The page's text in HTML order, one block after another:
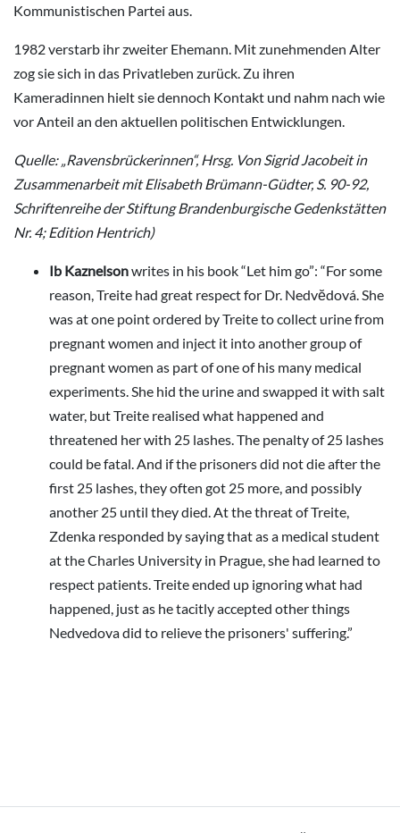
Kommunistischen Partei aus.
1982 verstarb ihr zweiter Ehemann. Mit zunehmenden Alter
zog sie sich in das Privatleben zurück. Zu ihren
Kameradinnen hielt sie dennoch Kontakt und nahm nach wie
vor Anteil an den aktuellen politischen Entwicklungen.
Quelle: „Ravensbrückerinnen“, Hrsg. Von Sigrid Jacobeit in
Zusammenarbeit mit Elisabeth Brümann-Güdter, S. 90-92,
Schriftenreihe der Stiftung Brandenburgische Gedenkstätten
Nr. 4; Edition Hentrich)
Ib Kaznelsonwrites in his book “Let him go”: “For some
reason, Treite had great respect for Dr. Nedvĕdová. She
was at one point ordered by Treite to collect urine from
pregnant women and inject it into another group of
pregnant women as part of one of his many medical
experiments. She hid the urine and swapped it with salt
water, but Treite realised what happened and
threatened her with 25 lashes. The penalty of 25 lashes
could be fatal. And if the prisoners did not die after the
first 25 lashes, they often got 25 more, and possibly
another 25 until they died. At the threat of Treite,
Zdenka responded by saying that as a medical student
at the Charles University in Prague, she had learned to
respect patients. Treite ended up ignoring what had
happened, just as he tacitly accepted other things
Nedvedova did to relieve the prisoners' suffering.”